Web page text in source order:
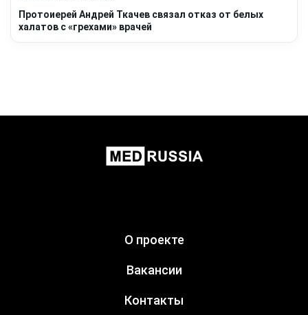
Протоиерей Андрей Ткачев связал отказ от белых
халатов с «грехами» врачей
О проекте
Вакансии
Контакты